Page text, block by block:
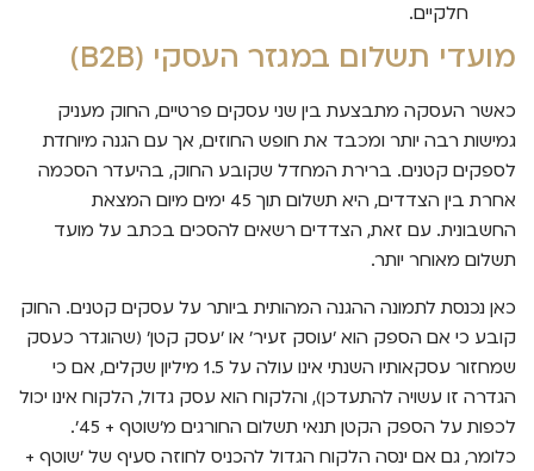
חלקיים.
מועדי תשלום במגזר העסקי (B2B)
כאשר העסקה מתבצעת בין שני עסקים פרטיים, החוק מעניק
גמישות רבה יותר ומכבד את חופש החוזים, אך עם הגנה מיוחדת
לספקים קטנים. ברירת המחדל שקובע החוק, בהיעדר הסכמה
אחרת בין הצדדים, היא תשלום תוך 45 ימים מיום המצאת
החשבונית. עם זאת, הצדדים רשאים להסכים בכתב על מועד
תשלום מאוחר יותר.
כאן נכנסת לתמונה ההגנה המהותית ביותר על עסקים קטנים. החוק
קובע כי אם הספק הוא 'עוסק זעיר' או 'עסק קטן' (שהוגדר כעסק
שמחזור עסקאותיו השנתי אינו עולה על 1.5 מיליון שקלים, אם כי
הגדרה זו עשויה להתעדכן), והלקוח הוא עסק גדול, הלקוח אינו יכול
לכפות על הספק הקטן תנאי תשלום החורגים מ'שוטף + 45'.
כלומר, גם אם ינסה הלקוח הגדול להכניס לחוזה סעיף של 'שוטף +